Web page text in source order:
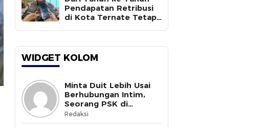
Pendapatan Retribusi
di Kota Ternate Tetap
WIDGET KOLOM
Minta Duit Lebih Usai
Berhubungan Intim,
Seorang PSK di
Halmahera Selatan
Tewas Ditusuk
Redaksi